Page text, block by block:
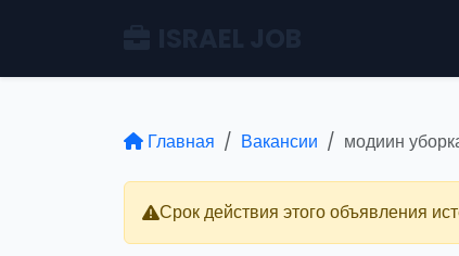
Главная Вакансии модиин
Срок действия этого объявления